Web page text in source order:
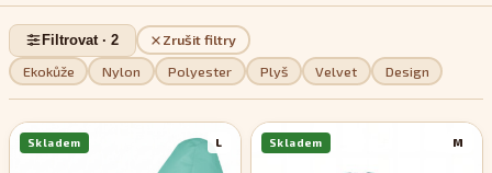
pomocí kterých je můžete tvarovat a vykouzlit tak třeba tvar
imitující menší sedačku. Pokud jde o design, můžete si v této sekci
vybrat z jednobarevných, dvoubarevných nebo pestře
vzorovaných modelů, podle toho, které se stylově nejvíce hodí do
vašeho interiéru.
Ekokůže Nylon Polyester Plyš Velvet Design
Zrušit filtry
Filtrovat · 2
L
Skladem M
Skladem